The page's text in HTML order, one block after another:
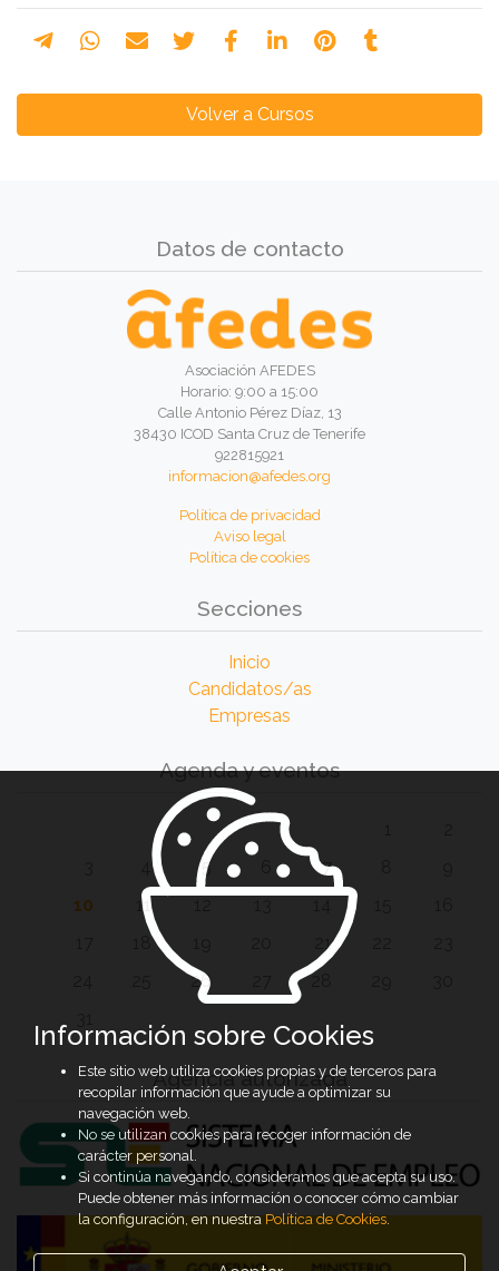
Volver a Cursos
Datos de contacto
Asociación AFEDES
Horario: 9:00 a 15:00
Calle Antonio Pérez Díaz, 13
38430 ICOD Santa Cruz de Tenerife
922815921
informacion@afedes.org
Política de privacidad
Aviso legal
Política de cookies
Secciones
Inicio
Candidatos/as
Empresas
Agenda y eventos
5 7
10
11
21
26 28
Agencia autorizada
Información sobre Cookies
Este sitio web utiliza cookies propias y de terceros para
recopilar información que ayude a optimizar su
navegación web.
No se utilizan cookies para recoger información de
carácter personal.
Si continúa navegando, consideramos que acepta su uso.
Puede obtener más información o conocer cómo cambiar
la configuración, en nuestraPolítica de Cookies.